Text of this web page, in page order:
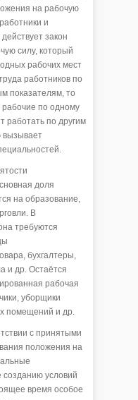
на рабочую
и
закон
силу, который
рабочих мест
работников по
показателям, то
рабочие по одному
работать по другим
вызывает
доля
на образование,
В
требуются
бухгалтеры,
и др. Остаётся
рабочая
уборщики
помещений и др.
с принятыми
положения на
условий
время особое